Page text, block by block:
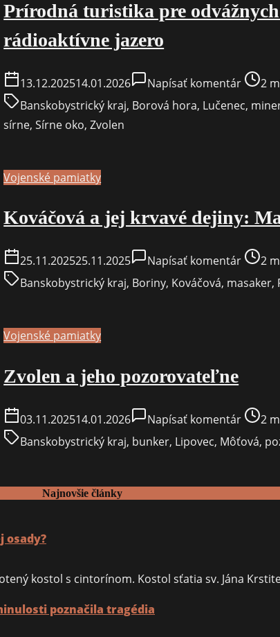
Prírodná turistika pre
rádioaktívne jazero
13.12.202514.01.2026 Napísať komentáron
a
jazero
Post
read
2
Banskobystrický kraj, Borová hora, Lučenec,
sírne,Sírne oko,Zvolen
Vojenské pamiatky
Kováčová a jej krvavé dejiny:
25.11.202525.11.2025 Napísať komentáron
Post
read
2
Banskobystrický kraj, Boriny, Kováčová, masaker,
Vojenské pamiatky
Zvolen a jeho pozorovateľne
03.11.202514.01.2026 Napísať komentáron
Zvolen
Post
read
2
Banskobystrický kraj, bunker, Lipovec, Môťová,
Najnovšie články
osady?
kostol s cintorínom. Kostol sťatia sv. Jána
poznačila tragédia